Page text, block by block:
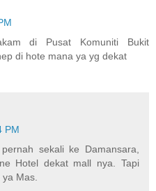
di Pusat Komuniti Bukit
di hote mana ya yg dekat
PM
sekali ke Damansara,
Hotel dekat mall nya. Tapi
Mas.